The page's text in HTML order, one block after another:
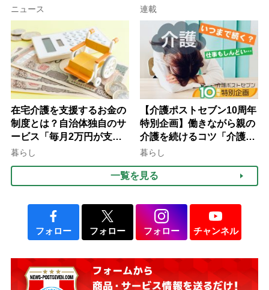
ぐ「揺れる一粒」の使い分
け方
ニュース 連載
在宅介護を支援するお金の
制度とは？自治体独自のサ
ービス「毎月2万円が支給
される」ケースも【FP解
暮らし
【介護ポストセブン10周年
特別企画】働きながら親の
介護を続けるコツ「介護は
10年以上続くことも…3つ
みよう」【社会福祉士解
説】
暮らし
一覧を見る
フォロー フォロー フォロー チャンネル